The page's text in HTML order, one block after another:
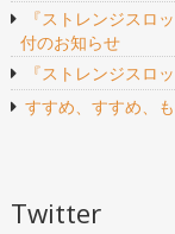
ー
シ
ョ
『ストレンジスロ
付のお知らせ
『ストレンジスロ
すすめ、すすめ、
Twitter